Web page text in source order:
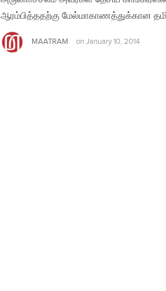
ஆரம்பித்ததற்கு மேல்மாகாணத்துக்கான
MAATRAM on January 10, 2014